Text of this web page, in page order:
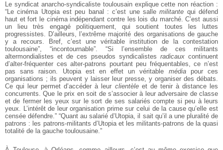
Le syndicat anarcho-syndicaliste toulousain explique cette non réaction :
“Le cinéma Utopia est peu banal : c’est une sallemilitante qui défend
haut et fort le cinéma indépendant contre les lois du marché. C’est aussi
un lieu très engagé politiquement, qui soutient toutes les luttes
progressistes. D’ailleurs, l’extrême majorité des organisations de gauche
y a recours. Bref, c’est une véritable institution de la contestation
toulousaine”, “incontournable”. “Si l’ensemble de ces militants
altermondialistes et de ces pseudos syndicalistes radicauxcontinuent
d’alter-fréquenter ces alter-patrons pourtant peu fréquentables, ce n’est
pas sans raison. Utopia est en effet un véritable médiapour ces
organisations ; ils peuvent y laisser leur presse, y organiser des débats.
Ce qui leur permet d’accéder à leur clientèleet de tenir à distance les
concurrents. Que le prix en soit de s’associer à leur adversaire de classe
et de fermer les yeux sur le sort de ses salariés compte si peu à leurs
yeux. L’intérêt de leur organisation prime sur celui de la cause qu’elle est
censée défendre.” “Quant au salarié d’Utopia, il sait qu’il a une pluralité de
patrons : les patrons-militants d’Utopia et les militants-patrons de la quasi
totalité de la gauche toulousaine.”